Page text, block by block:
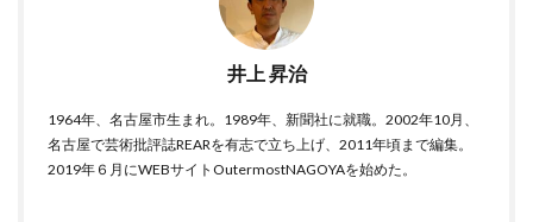
井上 昇治
1964年、名古屋市生まれ。1989年、新聞社に就職。2002年10月、
名古屋で芸術批評誌REARを有志で立ち上げ、2011年頃まで編集。
2019年６月にWEBサイトOutermostNAGOYAを始めた。